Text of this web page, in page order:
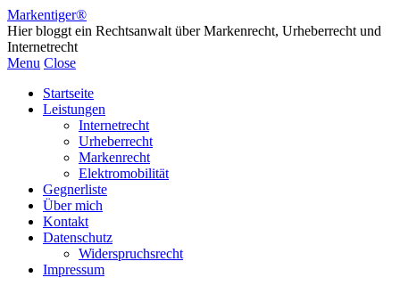
Markentiger®
Hier bloggt ein Rechtsanwalt über Markenrecht, Urheberrecht und
Internetrecht
Menu Close
Startseite
Leistungen
Internetrecht
Urheberrecht
Markenrecht
Elektromobilität
Gegnerliste
Über mich
Kontakt
Datenschutz
Widerspruchsrecht
Impressum